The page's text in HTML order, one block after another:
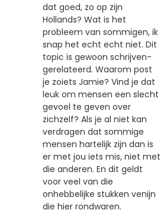
dat goed, zo op zijn
Hollands? Wat is het
probleem van sommigen, ik
snap het echt echt niet. Dit
topic is gewoon schrijven-
gerelateerd. Waarom post
je zoiets Jamie? Vind je dat
leuk om mensen een slecht
gevoel te geven over
zichzelf? Als je al niet kan
verdragen dat sommige
mensen hartelijk zijn dan is
er met jou iets mis, niet met
die anderen. En dit geldt
voor veel van die
onhebbelijke stukken venijn
die hier rondwaren.